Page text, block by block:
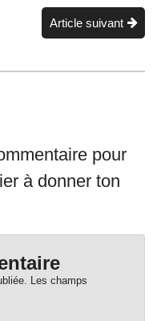
Article suivant
pour
à donner ton
Les champs